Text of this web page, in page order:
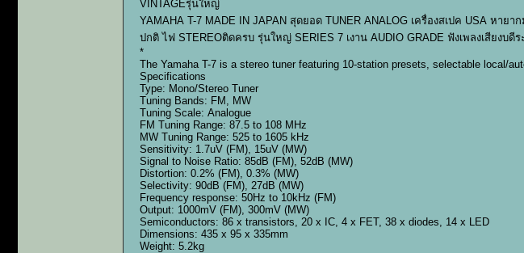
VINTAGEรุ่นใหญ่
YAMAHA T-7 MADE IN JAPAN สุดยอด TUNER ANALOG เครื่องสเปค USA หา
ปกติ ไฟ STEREOติดครบ รุ่นใหญ่ SERIES 7 เงาน AUDIO GRADE ฟังเพลงเสียงบ
*
The Yamaha T-7 is a stereo tuner featuring 10-station presets, selectable local/
Specifications
Type: Mono/Stereo Tuner
Tuning Bands: FM, MW
Tuning Scale: Analogue
FM Tuning Range: 87.5 to 108 MHz
MW Tuning Range: 525 to 1605 kHz
Sensitivity: 1.7uV (FM), 15uV (MW)
Signal to Noise Ratio: 85dB (FM), 52dB (MW)
Distortion: 0.2% (FM), 0.3% (MW)
Selectivity: 90dB (FM), 27dB (MW)
Frequency response: 50Hz to 10kHz (FM)
Output: 1000mV (FM), 300mV (MW)
Semiconductors: 86 x transistors, 20 x IC, 4 x FET, 38 x diodes, 14 x LED
Dimensions: 435 x 95 x 335mm
Weight: 5.2kg